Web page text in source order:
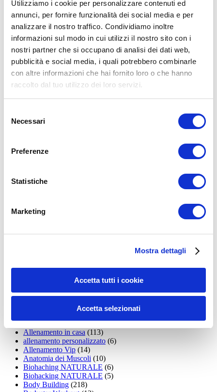
Utilizziamo i cookie per personalizzare contenuti ed
annunci, per fornire funzionalità dei social media e per
analizzare il nostro traffico. Condividiamo inoltre
informazioni sul modo in cui utilizzi il nostro sito con i
nostri partner che si occupano di analisi dei dati web,
pubblicità e social media, i quali potrebbero combinarle
con altre informazioni che hai fornito loro o che hanno
raccolto dal tuo utilizzo dei loro servizi.
delNecessari
Preferenze
Statistiche
Marketing
Mostra dettagli
Accetta tutti i cookie
Accetta selezionati
ALLENATI CON ME!
15WORKOUT
addominali scolpiti(39)
Allenamento aerobico(16)
Allenamento con il TRX(36)
Allenamento Donne(75)
Allenamento in casa (113)
allenamento personalizzato (6)
Allenamento Vip (14)
Anatomia dei Muscoli (10)
Biohaching NATURALE (6)
Biohacking NATURALE (5)
Body Building (218)